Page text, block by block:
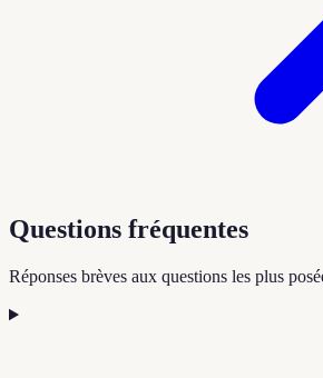
Questions fréquentes
Réponses brèves aux questions les plus